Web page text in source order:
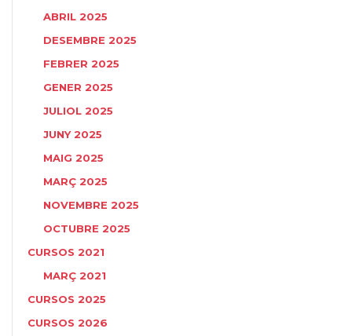
ABRIL 2025
DESEMBRE 2025
FEBRER 2025
GENER 2025
JULIOL 2025
JUNY 2025
MAIG 2025
MARÇ 2025
NOVEMBRE 2025
OCTUBRE 2025
CURSOS 2021
MARÇ 2021
CURSOS 2025
CURSOS 2026